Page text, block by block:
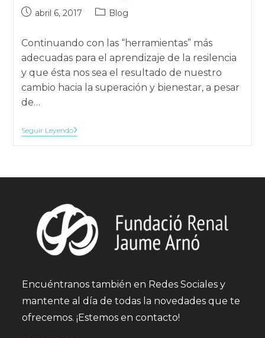
Publicación
abril 6, 2017
Categoría
publicación:
Blog
Continuando con las “herramientas” más
adecuadas para el aprendizaje de la resilencia
y que ésta nos sea el resultado de nuestro
cambio hacia la superación y bienestar, a pesar
de…
Seguir LeyendoConscientes
Y
Encuéntranos también en Redes Sociales y
mantente al día de todas la novedades que te
ofrecemos. ¡Estemos en contacto!